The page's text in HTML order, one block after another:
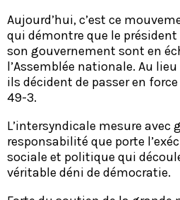
Aujourd’hui, c’est ce
qui démontre que le président
son gouvernement sont en
l’Assemblée nationale. Au
ils décident de passer en
49-3.
L’intersyndicale mesure avec
responsabilité que porte
sociale et politique qui
véritable déni de démocratie.